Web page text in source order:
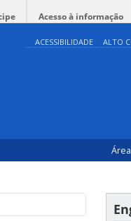
Acesso à informação
ACESSIBILIDADE ALTO